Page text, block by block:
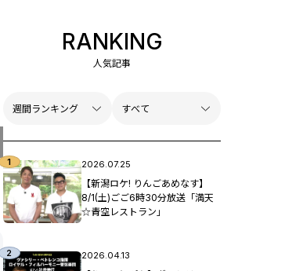
RANKING
人気記事
2026.07.25
【新潟ロケ! りんごあめなす】
8/1(土)ごご6時30分放送「満天
☆青空レストラン」
2026.04.13